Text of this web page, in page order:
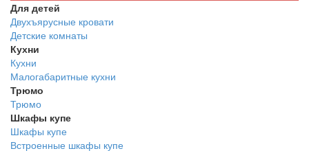
Для детей
Двухъярусные кровати
Детские комнаты
Кухни
Кухни
Малогабаритные кухни
Трюмо
Трюмо
Шкафы купе
Шкафы купе
Встроенные шкафы купе